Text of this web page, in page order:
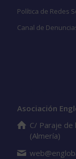
Política de Redes
Canal de
Asociación
C/ Paraje de
(Almería)